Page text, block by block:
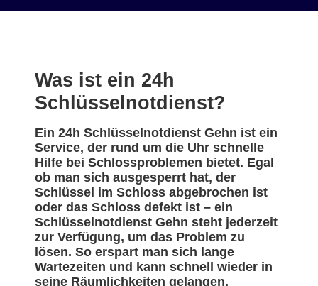
Was ist ein 24h
Schlüsselnotdienst?
Ein 24h Schlüsselnotdienst Gehn ist ein
Service, der rund um die Uhr schnelle
Hilfe bei Schlossproblemen bietet. Egal
ob man sich ausgesperrt hat, der
Schlüssel im Schloss abgebrochen ist
oder das Schloss defekt ist – ein
Schlüsselnotdienst Gehn steht jederzeit
zur Verfügung, um das Problem zu
lösen. So erspart man sich lange
Wartezeiten und kann schnell wieder in
seine Räumlichkeiten gelangen.